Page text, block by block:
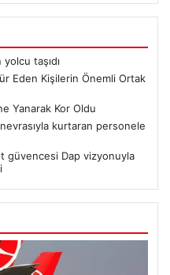
taşıdı
Eden Kişilerin Önemli Ortak
Yanarak Kor Oldu
kurtaran personele
güvencesi Dap vizyonuyla